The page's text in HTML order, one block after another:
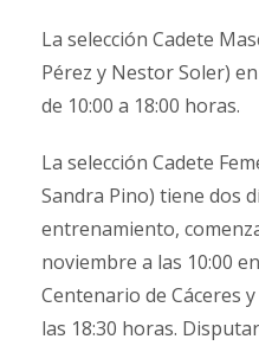
La selección Cadete
Pérez y Nestor Soler)
de 10:00 a 18:00 horas.
La selección Cadete
Sandra Pino) tiene dos
entrenamiento,
noviembre a las 10:00
Centenario de Cáceres
las 18:30 horas.